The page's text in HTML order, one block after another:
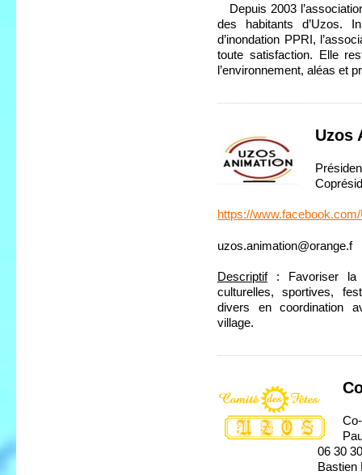
Depuis 2003
des habitants d’Uzos.
d’inondation PPRI,
toute satisfaction. Elle
l’environnement, aléas et
Uzos
https://
uzos.animation@orange.f
Descriptif: Favoriser la
culturelles, sportives,
divers en coordination
village.
06 30 30
Bastien